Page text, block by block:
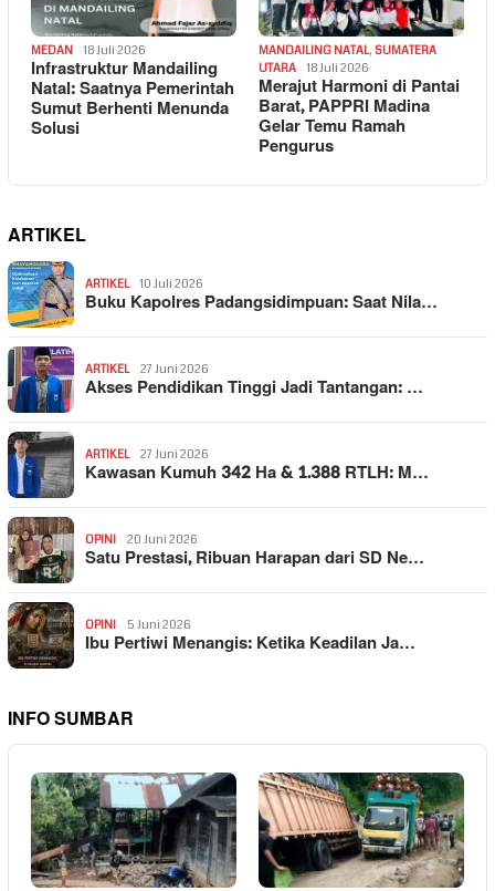
MEDAN 18 Juli 2026
Infrastruktur Mandailing
Natal: Saatnya Pemerintah
Sumut Berhenti Menunda
Solusi
MANDAILING NATAL, SUMATERA
UTARA
18 Juli 2026
Merajut Harmoni di Pantai
Barat, PAPPRI Madina
Gelar Temu Ramah
Pengurus
ARTIKEL
ARTIKEL 10 Juli 2026
Buku Kapolres Padangsidimpuan: Saat Nila…
ARTIKEL 27 Juni 2026
Akses Pendidikan Tinggi Jadi Tantangan: …
ARTIKEL 27 Juni 2026
Kawasan Kumuh 342 Ha & 1.388 RTLH: M…
OPINI 20 Juni 2026
Satu Prestasi, Ribuan Harapan dari SD Ne…
OPINI 5 Juni 2026
Ibu Pertiwi Menangis: Ketika Keadilan Ja…
INFO SUMBAR